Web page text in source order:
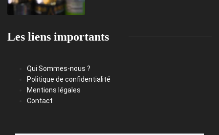
Les liens importants
Qui Sommes-nous ?
Politique de confidentialité
Mentions légales
Contact